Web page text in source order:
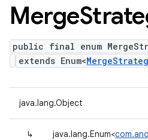
Merge
public final enum
extends Enum<
java.lang.Object
↳ java.lang.Enum<